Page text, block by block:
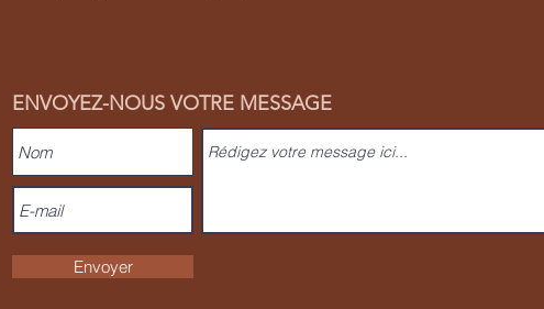
ENVOYEZ-NOUS VOTRE MESSAGE
Envoyer